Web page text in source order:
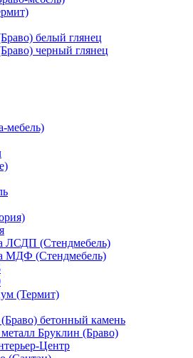
белый глянец
черный глянец
мебель)
ЛСДП (Стендмебель)
МДФ (Стендмебель)
(Термит)
бетонный камень
Бруклин (Браво)
Центр